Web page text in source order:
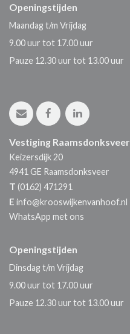
Openingstijden
Maandag t/m Vrijdag
9.00 uur tot 17.00 uur
Pauze 12.30 uur tot 13.00 uur
Vestiging Raamsdonksveer
Keizersdijk 20
4941 GE Raamsdonksveer
T (0162) 471291
E info@krooswijkenvanhoof.nl
WhatsApp met ons
Openingstijden
Dinsdag t/m Vrijdag
9.00 uur tot 17.00 uur
Pauze 12.30 uur tot 13.00 uur